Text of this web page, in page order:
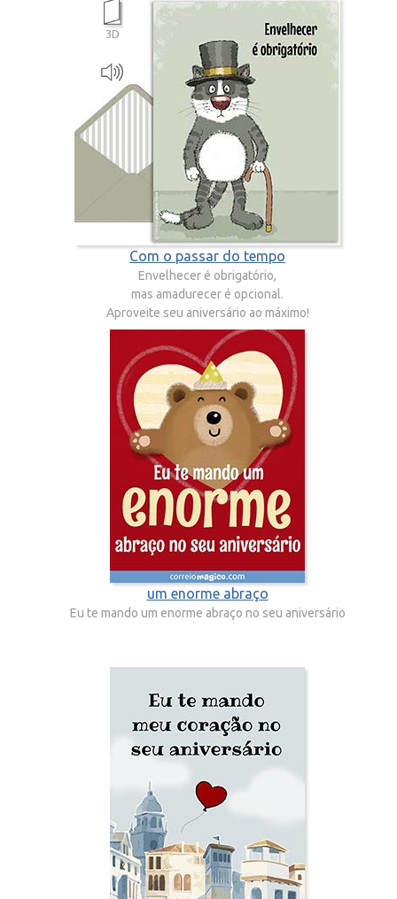
Com o passar do tempo
Envelhecer é obrigatório,
mas amadurecer é opcional.
Aproveite seu aniversário ao máximo!
3D
um enorme abraço
Eu te mando um enorme abraço no seu aniversário